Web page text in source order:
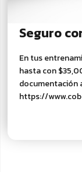
Seguro
En tus
hasta con
documentación
https://